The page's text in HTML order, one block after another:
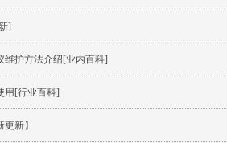
]
维护方法介绍[业内百科]
用[行业百科]
新】